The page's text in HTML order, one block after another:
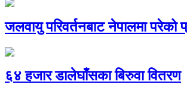
जलवायु परिवर्तनबाट नेपालमा परेको
६४ हजार डालेघाँसका बिरुवा वितरण